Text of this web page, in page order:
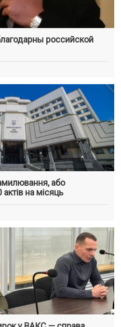
российской
або
на місяць